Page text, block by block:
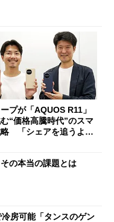
プが「AQUOS R11」
“価格高騰時代”のスマ
「シェアを追うより
の本当の課題とは
房可能「タンスのゲン